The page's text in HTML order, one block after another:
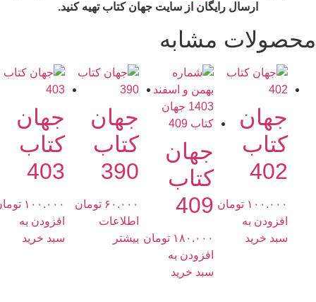
ارسال رایگان از سایت جهان کتاب تهیه کنید.
مشابه
جهان
کتاب
402
۱۰۰.۰۰۰ تومان
افزودن به
سبد خرید
جهان
کتاب
409
۱۸۰.۰۰۰ تومان
افزودن به
سبد خرید
جهان
کتاب
390
۶۰.۰۰۰ تومان
اطلاعات
بیشتر
جهان
کتاب
403
۱۰۰.۰۰۰ تومان
افزودن به
سبد خرید